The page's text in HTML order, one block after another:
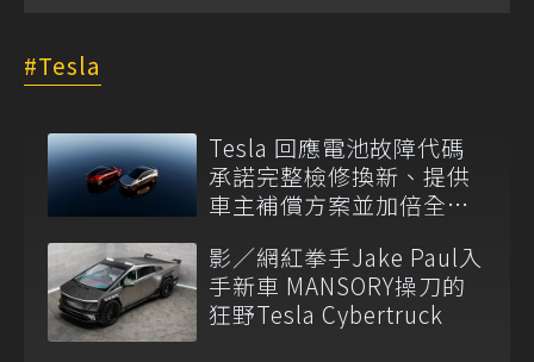
Tesla
Tesla 回應電池故障代碼
承諾完整檢修換新、提供
車主補償方案並加倍全台
影／網紅拳手Jake Paul入
手新車 MANSORY操刀的
狂野Tesla Cybertruck